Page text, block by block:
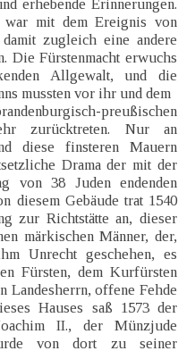
erhebende Erinnerungen.
war mit dem Ereignis von
zugleich eine andere
Die Fürstenmacht erwuchs
Allgewalt, und die
mussten vor ihr und dem
preußischen
zurücktreten. Nur an
diese finsteren Mauern
Drama der mit der
von 38 Juden endenden
diesem Gebäude trat 1540
zur Richtstätte an, dieser
märkischen Männer, der,
Unrecht geschehen, es
Fürsten, dem Kurfürsten
Landesherrn, offene Fehde
Hauses saß 1573 der
II., der Münzjude
von dort zu seiner